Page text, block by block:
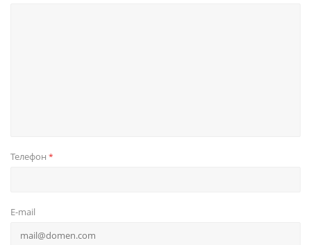
Телефон *
E-mail